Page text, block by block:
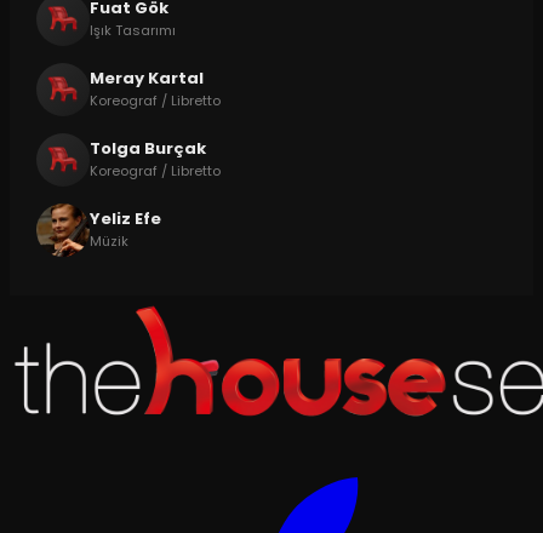
Fuat Gök
Işık Tasarımı
Meray Kartal
Koreograf / Libretto
Tolga Burçak
Koreograf / Libretto
Yeliz Efe
Müzik